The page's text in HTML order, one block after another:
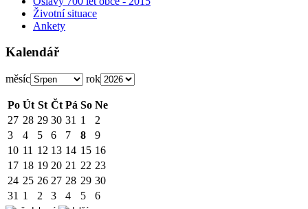
Životní situace
Ankety
Kalendář
měsíc rok
Po Út St Čt Pá So Ne
27 28 29 30 31 1
2
3
4 5 6 7 8
9
10 11 12 13 14 15 16
17 18 19 20 21 22 23
24 25 26 27 28 29 30
31 1 2 3 4 5 6